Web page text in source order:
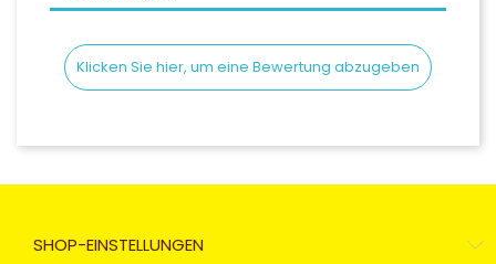
Klicken Sie hier, um eine Bewertung abzugeben
SHOP-EINSTELLUNGEN